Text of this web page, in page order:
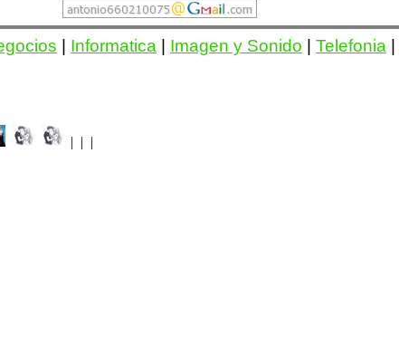
Informatica Imagen y Sonido Telefonia
| | |